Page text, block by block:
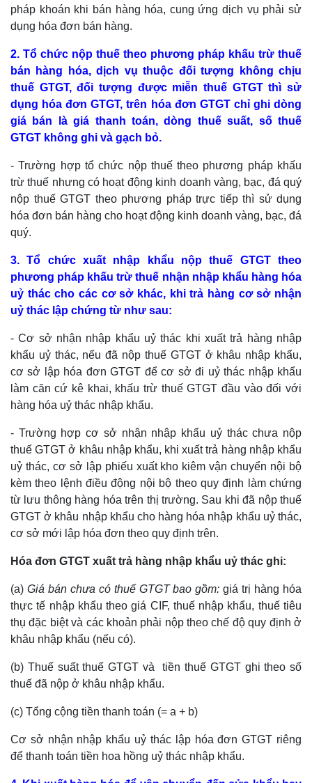
pháp khoán khi bán hàng hóa, cung ứng dịch vụ phải sử
dụng hóa đơn bán hàng.
2. Tổ chức nộp thuế theo phương pháp khấu trừ thuế
bán hàng hóa, dịch vụ thuộc đối tượng không chịu
thuế GTGT, đối tượng được miễn thuế GTGT thì sử
dụng hóa đơn GTGT, trên hóa đơn GTGT chỉ ghi dòng
giá bán là giá thanh toán, dòng thuế suất, số thuế
GTGT không ghi và gạch bỏ.
- Trường hợp tổ chức nộp thuế theo phương pháp khấu
trừ thuế nhưng có hoạt động kinh doanh vàng, bạc, đá quý
nộp thuế GTGT theo phương pháp trực tiếp thì sử dụng
hóa đơn bán hàng cho hoạt động kinh doanh vàng, bạc, đá
quý.
3. Tổ chức xuất nhập khẩu nộp thuế GTGT theo
phương pháp khấu trừ thuế nhận nhập khẩu hàng hóa
uỷ thác cho các cơ sở khác, khi trả hàng cơ sở nhận
uỷ thác lập chứng từ như sau:
- Cơ sở nhận nhập khẩu uỷ thác khi xuất trả hàng nhập
khẩu uỷ thác, nếu đã nộp thuế GTGT ở khâu nhập khẩu,
cơ sở lập hóa đơn GTGT để cơ sở đi uỷ thác nhập khẩu
làm căn cứ kê khai, khấu trừ thuế GTGT đầu vào đối với
hàng hóa uỷ thác nhập khẩu.
- Trường hợp cơ sở nhận nhập khẩu uỷ thác chưa nộp
thuế GTGT ở khâu nhập khẩu, khi xuất trả hàng nhập khẩu
uỷ thác, cơ sở lập phiếu xuất kho kiêm vận chuyển nội bộ
kèm theo lệnh điều động nội bộ theo quy định làm chứng
từ lưu thông hàng hóa trên thị trường. Sau khi đã nộp thuế
GTGT ở khâu nhập khẩu cho hàng hóa nhập khẩu uỷ thác,
cơ sở mới lập hóa đơn theo quy định trên.
Hóa đơn GTGT xuất trả hàng nhập khẩu uỷ thác ghi:
(a) Giá bán chưa có thuế GTGT bao gồm: giá trị hàng hóa
thực tế nhập khẩu theo giá CIF, thuế nhập khẩu, thuế tiêu
thụ đặc biệt và các khoản phải nộp theo chế độ quy định ở
khâu nhập khẩu (nếu có).
(b) Thuế suất thuế GTGT và tiền thuế GTGT ghi theo số
thuế đã nộp ở khâu nhập khẩu.
(c) Tổng cộng tiền thanh toán (= a + b)
Cơ sở nhận nhập khẩu uỷ thác lập hóa đơn GTGT riêng
để thanh toán tiền hoa hồng uỷ thác nhập khẩu.